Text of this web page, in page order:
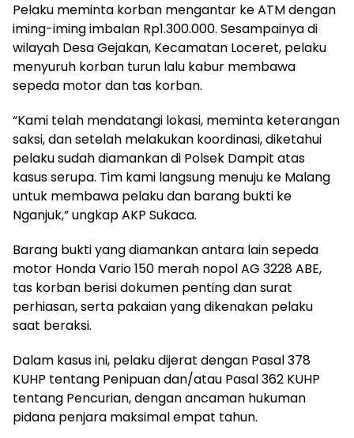
Pelaku meminta korban mengantar ke ATM dengan
iming-iming imbalan Rp1.300.000. Sesampainya di
wilayah Desa Gejakan, Kecamatan Loceret, pelaku
menyuruh korban turun lalu kabur membawa
sepeda motor dan tas korban.
“Kami telah mendatangi lokasi, meminta keterangan
saksi, dan setelah melakukan koordinasi, diketahui
pelaku sudah diamankan di Polsek Dampit atas
kasus serupa. Tim kami langsung menuju ke Malang
untuk membawa pelaku dan barang bukti ke
Nganjuk,” ungkap AKP Sukaca.
Barang bukti yang diamankan antara lain sepeda
motor Honda Vario 150 merah nopol AG 3228 ABE,
tas korban berisi dokumen penting dan surat
perhiasan, serta pakaian yang dikenakan pelaku
saat beraksi.
Dalam kasus ini, pelaku dijerat dengan Pasal 378
KUHP tentang Penipuan dan/atau Pasal 362 KUHP
tentang Pencurian, dengan ancaman hukuman
pidana penjara maksimal empat tahun.